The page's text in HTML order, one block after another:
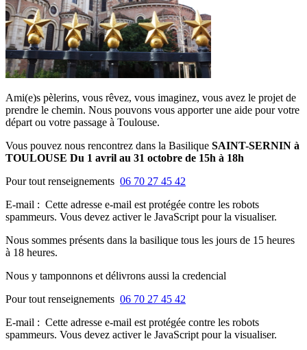
Ami(e)s pèlerins, vous rêvez, vous imaginez, vous avez le projet de
prendre le chemin. Nous pouvons vous apporter une aide pour votre
départ ou votre passage à Toulouse.
Vous pouvez nous rencontrez dans la Basilique SAINT-SERNIN à
TOULOUSE Du 1 avril au 31 octobre de 15h à 18h
Pour tout renseignements 06 70 27 45 42
E-mail : Cette adresse e-mail est protégée contre les robots
spammeurs. Vous devez activer le JavaScript pour la visualiser.
Nous sommes présents dans la basilique tous les jours de 15 heures
à 18 heures.
Nous y tamponnons et délivrons aussi la credencial
Pour tout renseignements 06 70 27 45 42
E-mail : Cette adresse e-mail est protégée contre les robots
spammeurs. Vous devez activer le JavaScript pour la visualiser.